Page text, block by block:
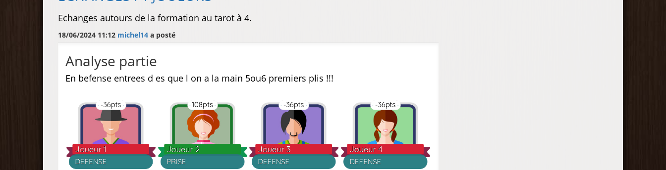
Echanges autours de la formation au tarot à 4.
18/06/2024 11:12 michel14 a posté
Analyse partie
En befense entrees d es que l on a la main 5ou6 premiers plis !!!